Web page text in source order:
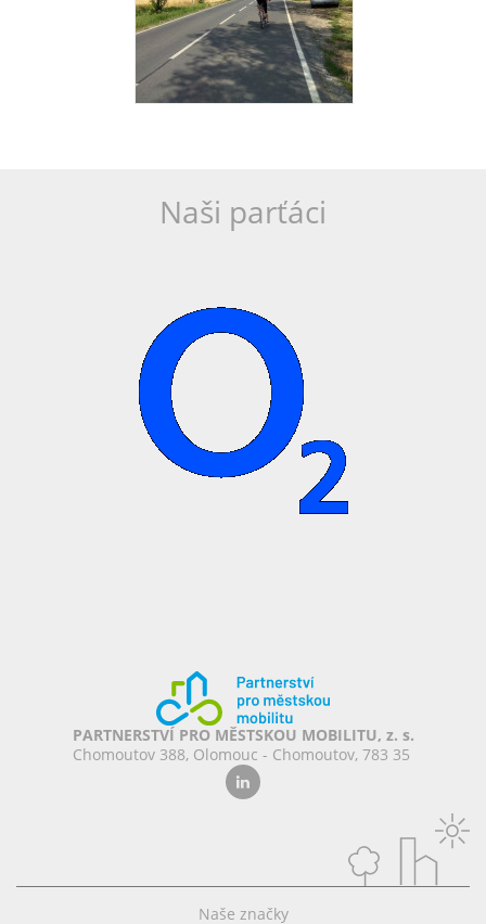
Naši parťáci
PARTNERSTVÍ PRO MĚSTSKOU MOBILITU, z. s.
Chomoutov 388, Olomouc - Chomoutov, 783 35
Naše značky